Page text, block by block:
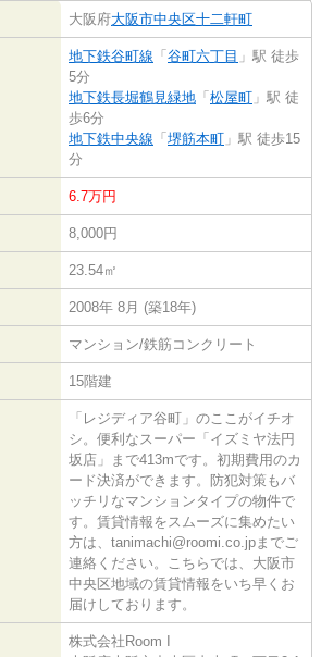
大阪府大阪市中央区十二軒町
地下鉄谷町線 「 谷町六丁目 」駅 徒歩
5分
地下鉄長堀鶴見緑地 「 松屋町 」駅 徒
歩6分
地下鉄中央線 「 堺筋本町 」駅 徒歩15
分
6.7万円
8,000円
23.54㎡
2008年 8月 (築18年)
マンション/鉄筋コンクリート
15階建
「レジディア谷町」のここがイチオ
シ。便利なスーパー「イズミヤ法円
坂店」まで413mです。初期費用のカ
ード決済ができます。防犯対策もバ
ッチリなマンションタイプの物件で
す。賃貸情報をスムーズに集めたい
方は、tanimachi@roomi.co.jpまでご
連絡ください。こちらでは、大阪市
中央区地域の賃貸情報をいち早くお
届けしております。
株式会社Room I